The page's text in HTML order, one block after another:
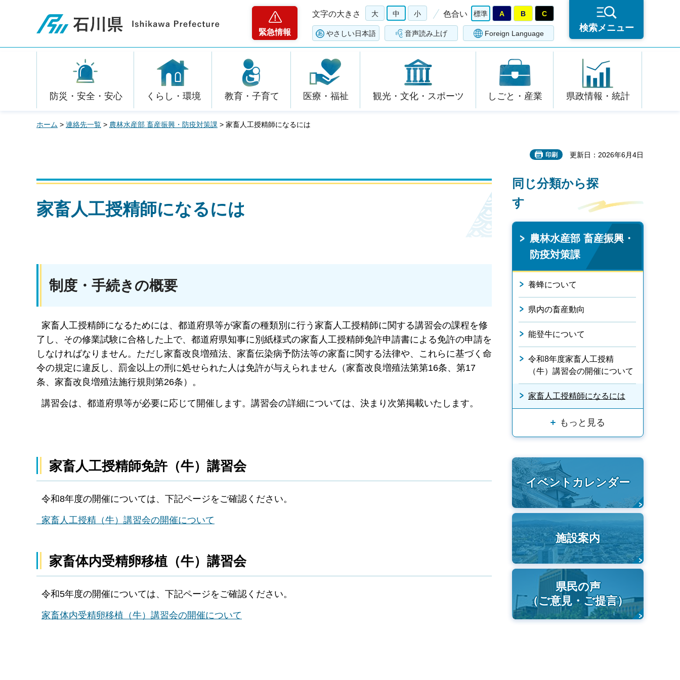
石川県
緊急情報
文字の大きさ 大 中 小 色合い 標準 A B C
やさしい日本語 音声読み上げ Foreign Language
検索メニュー
防災・安全・安心 くらし・環境 教育・子育て 医療・福祉 観光・文化・スポーツ しごと・産業 県政情報・統計
ホーム > 連絡先一覧 > 農林水産部 畜産振興・防疫対策課 > 家畜人工授精師になるには
印刷 更新日：2026年6月4日
家畜人工授精師になるには
制度・手続きの概要
家畜人工授精師になるためには、都道府県等が家畜の種類別に行う家畜人工授精師に関する講習会の課程を修
了し、その修業試験に合格した上で、都道府県知事に別紙様式の家畜人工授精師免許申請書による免許の申請を
しなければなりません。ただし家畜改良増殖法、家畜伝染病予防法等の家畜に関する法律や、これらに基づく命
令の規定に違反し、罰金以上の刑に処せられた人は免許が与えられません（家畜改良増殖法第第16条、第17
条、家畜改良増殖法施行規則第26条）。
講習会は、都道府県等が必要に応じて開催します。講習会の詳細については、決まり次第掲載いたします。
家畜人工授精師免許（牛）講習会
令和8年度の開催については、下記ページをご確認ください。
家畜人工授精（牛）講習会の開催について
家畜体内受精卵移植（牛）講習会
令和5年度の開催については、下記ページをご確認ください。
家畜体内受精卵移植（牛）講習会の開催について
同じ分類から探
す
農林水産部 畜産振興・
防疫対策課
養蜂について
県内の畜産動向
能登牛について
令和8年度家畜人工授精
（牛）講習会の開催について
家畜人工授精師になるには
もっと見る
イベントカレンダー
施設案内
県民の声
（ご意見・ご提言）